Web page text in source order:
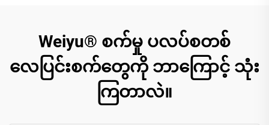
Weiyu® စက်မှု ပလပ်စတစ်
လေပြင်းစက်တွေကို ဘာကြောင့် သုံး
ကြတာလဲ။